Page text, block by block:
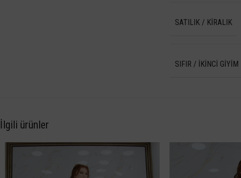
SATILIK / KIRALIK
SIFIR / İKINCI GIYIM
İlgili ürünler